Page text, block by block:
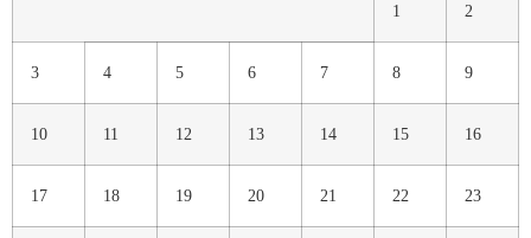
1 2
3 4 5 6 7 8 9
10 11 12 13 14 15 16
17 18 19 20 21 22 23